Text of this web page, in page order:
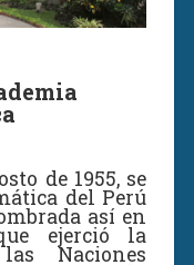
de 1955, se
del Perú
así en
ejerció la
Naciones